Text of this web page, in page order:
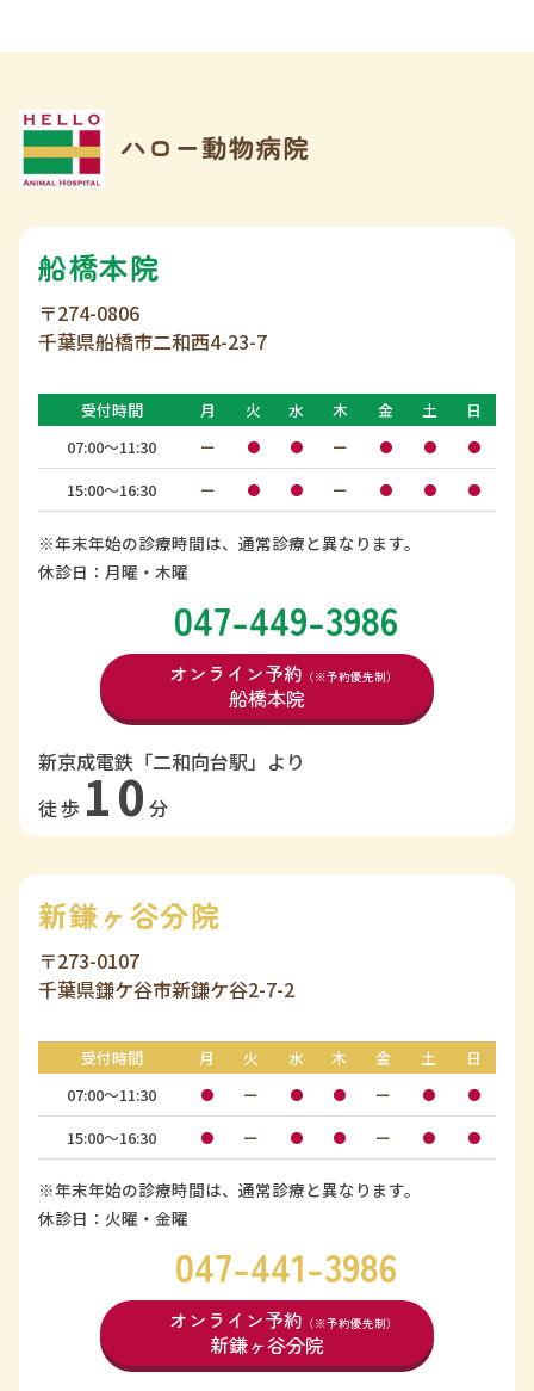
船橋本院
〒274-0806
千葉県船橋市二和西4-23-7
受付時間 月 火 水 木 金 土
日
07:00〜11:30
ー ● ● ー ● ● ●
15:00〜16:30 ー ● ● ー ● ● ●
※年末年始の診療時間は、通常診療と異なります。
休診日：月曜・木曜
047-449-3986
オンライン予約 （※予約優先制）
船橋本院
新京成電鉄「二和向台駅」より
徒歩 10 分
新鎌ヶ谷分院
〒273-0107
千葉県鎌ケ谷市新鎌ケ谷2-7-2
受付時間 月 火 水 木 金 土
日
07:00〜11:30
● ー ● ● ー ● ●
15:00〜16:30 ● ー ● ● ー ● ●
※年末年始の診療時間は、通常診療と異なります。
休診日：火曜・金曜
047-441-3986
オンライン予約 （※予約優先制）
新鎌ヶ谷分院